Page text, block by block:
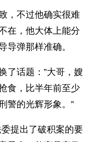
，不过他确实很难
在，他大体上能分
导弹那样准确。
了话题：”大哥，嫂
食，比半年前至少
警的光辉形象。”
提出了破积案的要